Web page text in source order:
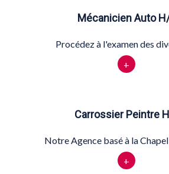
Mécanicien Auto
Procédez à l'examen des
+
Carrossier Peintre
Notre Agence basé à la
+